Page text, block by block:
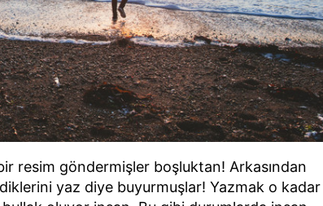
resim göndermişler boşluktan! Arkasından
yaz diye buyurmuşlar! Yazmak o kadar